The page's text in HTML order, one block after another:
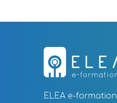
ELEA e-formation